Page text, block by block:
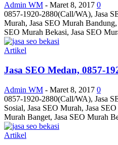
Admin WM - Maret 8, 2017 0
0857-1920-2880(Call/WA), Jasa
Murah, Jasa SEO Murah
SEO Murah Bekasi, Jasa SEO
Artikel
Jasa SEO Medan, 0857-
Admin WM - Maret 8, 2017 0
0857-1920-2880(Call/WA), Jasa
Sosial, Jasa SEO Murah, Jasa
Murah Banget, Jasa SEO Murah
Artikel